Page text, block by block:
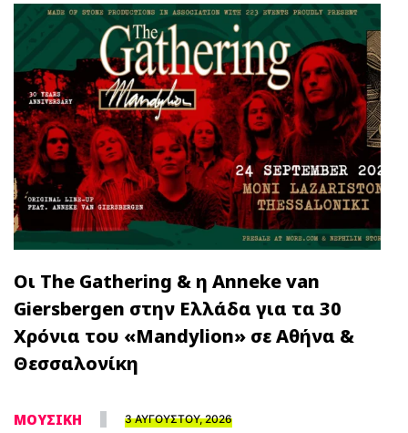
Οι The Gathering & η Anneke van
Giersbergen στην Ελλάδα για τα 30
Χρόνια του «Mandylion» σε Αθήνα &
Θεσσαλονίκη
ΜΟΥΣΙΚΗ 3 ΑΥΓΟΥΣΤΟΥ, 2026